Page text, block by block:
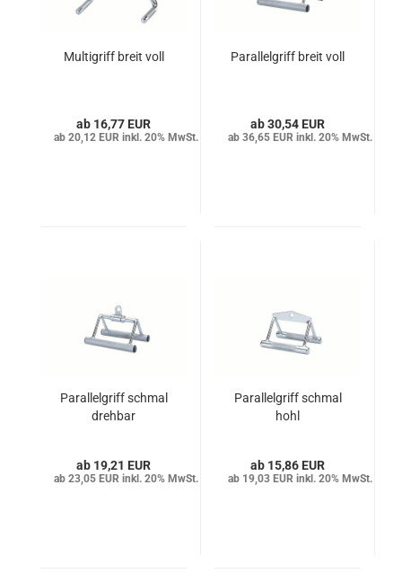
Multigriff breit voll
16,77 EUR
20,12 EUR inkl. 20% MwSt.
Parallelgriff breit voll
30,54 EUR
36,65 EUR inkl. 20% MwSt.
Parallelgriff schmal
drehbar
19,21 EUR
23,05 EUR inkl. 20% MwSt.
Parallelgriff schmal
hohl
15,86 EUR
19,03 EUR inkl. 20% MwSt.